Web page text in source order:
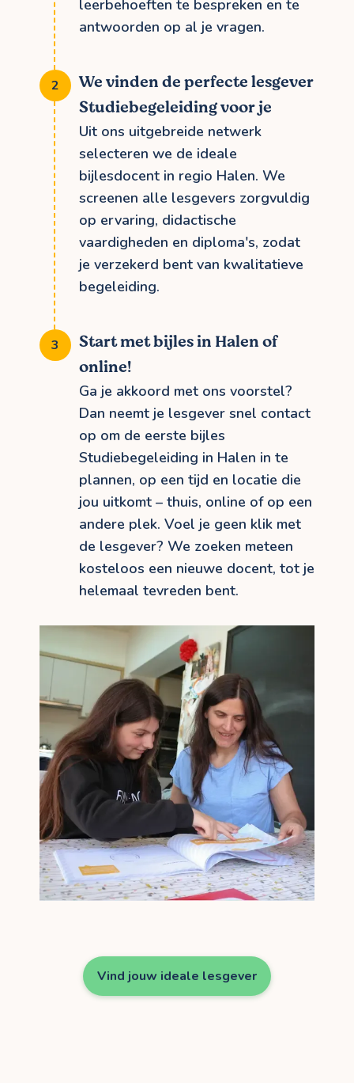
leerbehoeften te bespreken en te
antwoorden op al je vragen.
We vinden de perfecte lesgever
Studiebegeleiding voor je
Uit ons uitgebreide netwerk
selecteren we de ideale
bijlesdocent in regio Halen. We
screenen alle lesgevers zorgvuldig
op ervaring, didactische
vaardigheden en diploma's, zodat
je verzekerd bent van kwalitatieve
begeleiding.
Start met bijles in Halen of
online!
Ga je akkoord met ons voorstel?
Dan neemt je lesgever snel contact
op om de eerste bijles
Studiebegeleiding in Halen in te
plannen, op een tijd en locatie die
jou uitkomt – thuis, online of op een
andere plek. Voel je geen klik met
de lesgever? We zoeken meteen
kosteloos een nieuwe docent, tot je
helemaal tevreden bent.
Vind jouw ideale lesgever